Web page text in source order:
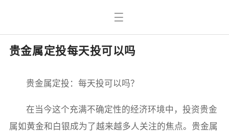
贵金属定投每天投可以吗
贵金属定投：每天投可以吗？
在当今这个充满不确定性的经济环境中，投资贵金
属如黄金和白银成为了越来越多人关注的焦点。贵金属